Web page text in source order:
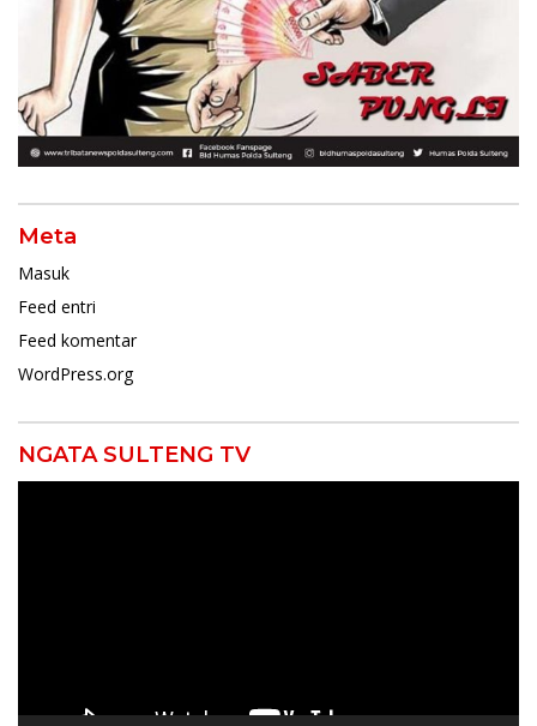
Meta
Masuk
Feed entri
Feed komentar
WordPress.org
NGATA SULTENG TV